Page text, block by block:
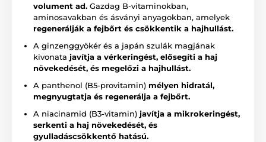
volument ad. Gazdag B-vitaminokban,
aminosavakban és ásványi anyagokban, amelyek
regenerálják a fejbőrt és csökkentik a hajhullást.
A ginzenggyökér és a japán szulák magjának
kivonata javítja a vérkeringést, elősegíti a haj
növekedését, és megelőzi a hajhullást.
A panthenol (B5-provitamin) mélyen hidratál,
megnyugtatja és regenerálja a fejbőrt.
A niacinamid (B3-vitamin) javítja a mikrokeringést,
serkenti a haj növekedését, és
gyulladáscsökkentő hatású.